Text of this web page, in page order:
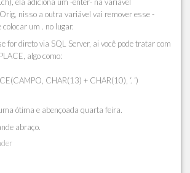
ela adiciona um -enter- na variável
nisso a outra variável vai remover esse -
colocar um . no lugar.
for direto via SQL Server, ai você pode tratar com
algo como:
CHAR(13) + CHAR(10), ‘. ‘)
ótima e abençoada quarta feira.
abraço.